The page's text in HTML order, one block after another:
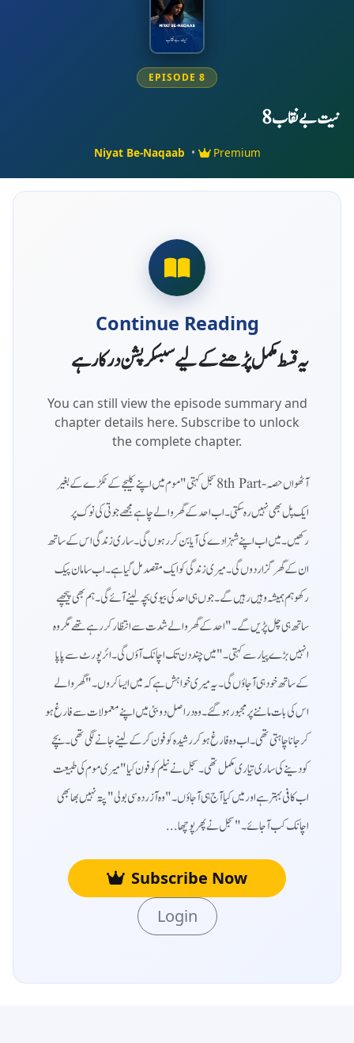
EPISODE 8
نیت بےنقاب 8
Niyat Be-Naqaab • Premium
Continue Reading
یہ قسط مکمل پڑھنے کے لیے سبسکرپشن درکار ہے
You can still view the episode summary and
chapter details here. Subscribe to unlock
the complete chapter.
آٹھواں حصہ - 8th Partسجل کہتی "موم میں اپنے کلیجے کے ٹکڑے کے بغیر
ایک پل بھی نہیں رہ سکتی۔ اب احد کے گھر والے چاہے مجھے جوتی کی نوک پر
رکھیں۔ میں اب اپنے شہزادے کی آیا بن کر رہوں گی۔ ساری زندگی اس کے ساتھ
ان کے گھر گزار دوں گی۔ میری زندگی کو ایک مقصد مل گیا ہے۔ اب سامان پیک
رکھو ہم ہمیشہ وہیں رہیں گے۔ جوں ہی احد کی بیوی بچہ لینے آئے گی۔ ہم بھی پیچھے
ساتھ ہی چل پڑیں گے۔"احد کے گھر والے شدت سے انتظار کر رہے تھے مگر وہ
انہیں بڑے پیار سے کہتی۔ "میں چند دن تک اچانک آؤں گی۔ ائر پورٹ سے پاپا
کے ساتھ خود ہی آ جاؤں گی۔ یہ میری خواہش ہے کہ میں ایسا کروں۔" گھر والے
اس کی بات ماننے پر مجبور ہو گئے۔ وہ دراصل دوبئی میں اپنے معمولات سے فارغ ہو
کر جانا چاہتی تھی۔ اب وہ فارغ ہو کر رشیدہ کو فون کر کے لینے جانے لگی تھی۔ بچے
کو دینے کی ساری تیاری مکمل تھی۔سجل نے نیلم کو فون کیا "میری موم کی طبیعت
اب کافی بہتر ہے اور میں کیا آج ہی آ جاؤں۔" وہ آزردہ سی بولی "پتہ نہیں بھابھی
اچانک کب آ جائے۔" سجل نے پھر پوچھا ...
Subscribe Now
Login